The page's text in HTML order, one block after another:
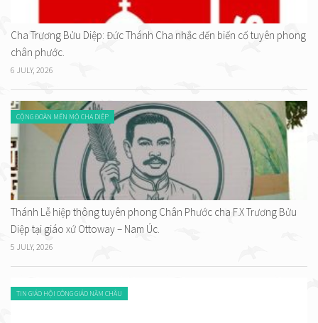
Cha Trương Bửu Diệp: Đức Thánh Cha nhắc đến biến cố tuyên phong
chân phước.
6 JULY, 2026
CỘNG ĐOÀN MẾN MỘ CHA DIỆP
Thánh Lễ hiệp thông tuyên phong Chân Phước cha F.X Trương Bửu
Diệp tại giáo xứ Ottoway – Nam Úc.
5 JULY, 2026
TIN GIÁO HỘI CÔNG GIÁO NĂM CHÂU